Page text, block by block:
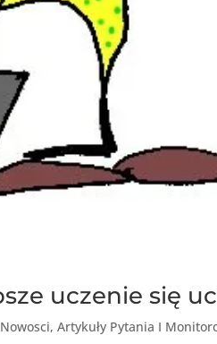
uczenie się
,Artykuły Pytania I